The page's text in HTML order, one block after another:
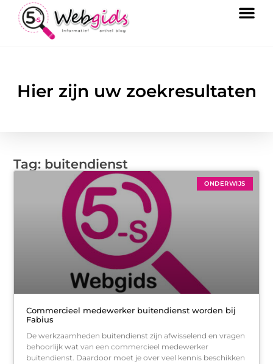
Hier zijn uw zoekresultaten
Tag: buitendienst
ONDERWIJS
Commercieel medewerker buitendienst worden bij
Fabius
De werkzaamheden buitendienst zijn afwisselend en vragen
behoorlijk wat van een commercieel medewerker
buitendienst. Daardoor moet je over veel kennis beschikken